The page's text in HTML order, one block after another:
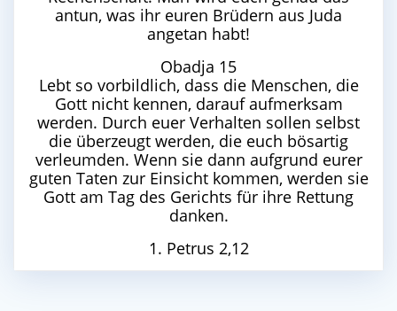
antun, was ihr euren Brüdern aus Juda
angetan habt!
Obadja 15
Lebt so vorbildlich, dass die Menschen, die
Gott nicht kennen, darauf aufmerksam
werden. Durch euer Verhalten sollen selbst
die überzeugt werden, die euch bösartig
verleumden. Wenn sie dann aufgrund eurer
guten Taten zur Einsicht kommen, werden sie
Gott am Tag des Gerichts für ihre Rettung
danken.
1. Petrus 2,12